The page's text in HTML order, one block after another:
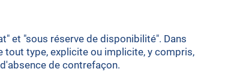
et "sous réserve de disponibilité". Dans
type, explicite ou implicite, y compris,
de contrefaçon.